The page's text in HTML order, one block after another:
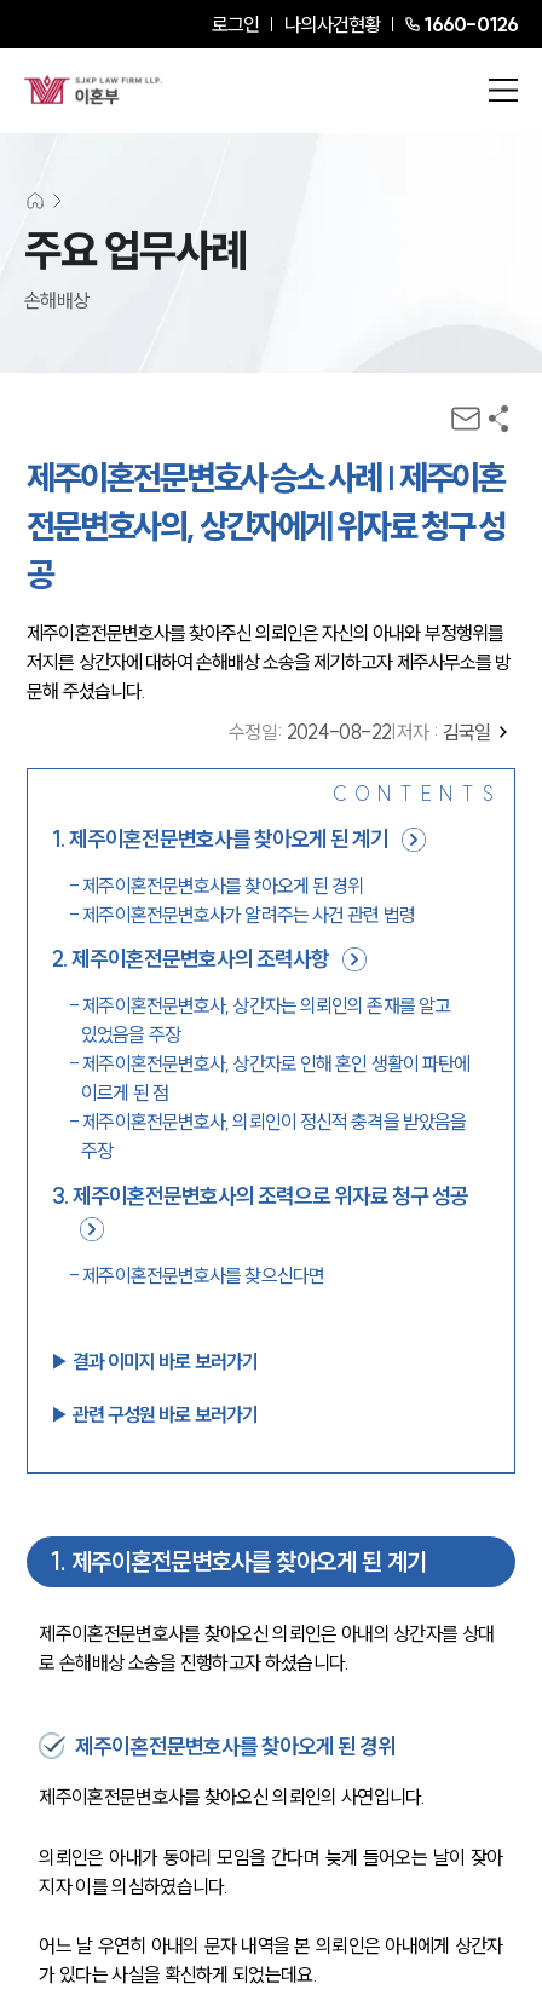
로그인 나의사건현황 1660-0126
주요 업무사례
손해배상
제주이혼전문변호사 승소 사례 | 제주이혼
전문변호사의, 상간자에게 위자료 청구 성
공
제주이혼전문변호사를 찾아주신 의뢰인은 자신의 아내와 부정행위를
저지른 상간자에 대하여 손해배상 소송을 제기하고자 제주사무소를 방
문해 주셨습니다.
수정일: 2024-08-22 저자 : 김국일
CONTENTS
1.제주이혼전문변호사를 찾아오게 된 계기
- 제주이혼전문변호사를 찾아오게 된 경위
- 제주이혼전문변호사가 알려주는 사건 관련 법령
2.제주이혼전문변호사의 조력사항
- 제주이혼전문변호사, 상간자는 의뢰인의 존재를 알고
있었음을 주장
- 제주이혼전문변호사, 상간자로 인해 혼인 생활이 파탄에
이르게 된 점
- 제주이혼전문변호사, 의뢰인이 정신적 충격을 받았음을
주장
3.제주이혼전문변호사의 조력으로 위자료 청구 성공
- 제주이혼전문변호사를 찾으신다면
▶︎ 결과 이미지 바로 보러가기
▶︎ 관련 구성원 바로 보러가기
1. 제주이혼전문변호사를 찾아오게 된 계기
제주이혼전문변호사를 찾아오신 의뢰인은 아내의 상간자를 상대
로 손해배상 소송을 진행하고자 하셨습니다.
제주이혼전문변호사를 찾아오게 된 경위
제주이혼전문변호사를 찾아오신 의뢰인의 사연입니다.
의뢰인은 아내가 동아리 모임을 간다며 늦게 들어오는 날이 잦아
지자 이를 의심하였습니다.
어느 날 우연히 아내의 문자 내역을 본 의뢰인은 아내에게 상간자
가 있다는 사실을 확신하게 되었는데요.